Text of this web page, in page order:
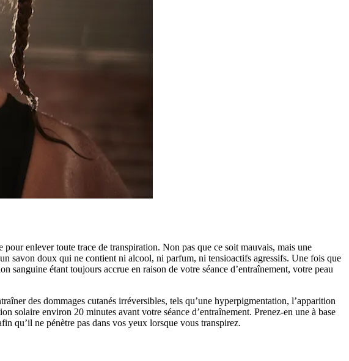
enlever toute trace de transpiration. Non pas que ce soit mauvais, mais une
savon doux qui ne contient ni alcool, ni parfum, ni tensioactifs agressifs. Une fois que
étant toujours accrue en raison de votre séance d’entraînement, votre peau
des dommages cutanés irréversibles, tels qu’une hyperpigmentation, l’apparition
solaire environ 20 minutes avant votre séance d’entraînement. Prenez-en une à base
qu’il ne pénètre pas dans vos yeux lorsque vous transpirez.